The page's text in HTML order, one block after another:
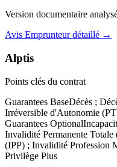
Version documentaire
Avis Emprunteurdétaillé →
Alptis
Points clés du contrat
Guarantees BaseDécès ;
Irréversible d'Autonomie
Guarantees Optional
Invalidité Permanente
(IPP) ; Invalidité Profession
Privilège Plus